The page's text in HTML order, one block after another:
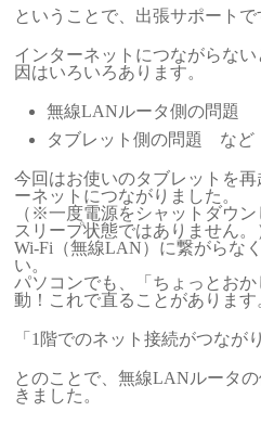
ということで、出張サポートで
インターネットにつながらな
因はいろいろあります。
無線LANルータ側の問題
タブレット側の問題 など
今回はお使いのタブレットを
ーネットにつながりました。
（※一度電源をシャットダウン
スリープ状態ではありません。
Wi-Fi（無線LAN）に繋がらな
い。
パソコンでも、「ちょっとお
動！これで直ることがあります
「1階でのネット接続がつなが
とのことで、無線LANルータ
きました。